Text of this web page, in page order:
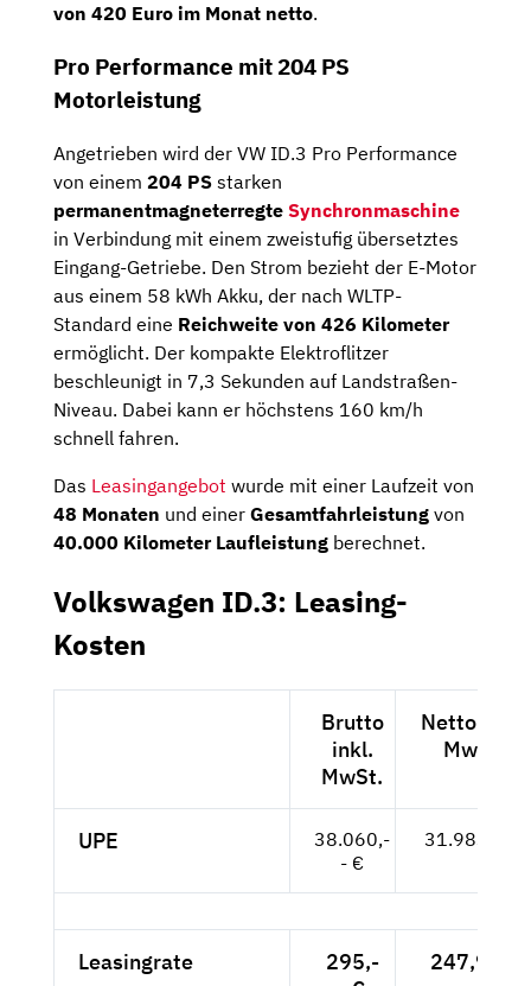
von 420 Euro im Monat netto.
Pro Performance mit 204 PS
Motorleistung
Angetrieben wird der VW ID.3 Pro Performance
von einem 204 PS starken
permanentmagneterregte Synchronmaschine
in Verbindung mit einem zweistufig übersetztes
Eingang-Getriebe. Den Strom bezieht der E-Motor
aus einem 58 kWh Akku, der nach WLTP-
Standard eine Reichweite von 426 Kilometer
ermöglicht. Der kompakte Elektroflitzer
beschleunigt in 7,3 Sekunden auf Landstraßen-
Niveau. Dabei kann er höchstens 160 km/h
schnell fahren.
Das Leasingangebot wurde mit einer Laufzeit von
48 Monaten und einer Gesamtfahrleistung von
40.000 Kilometer Laufleistung berechnet.
Volkswagen ID.3: Leasing-
Kosten
Brutto
inkl.
MwSt.
Netto exkl.
MwSt.
UPE
38.060,-
- €
31.983,-- €
Leasingrate
295,-
247,90 €